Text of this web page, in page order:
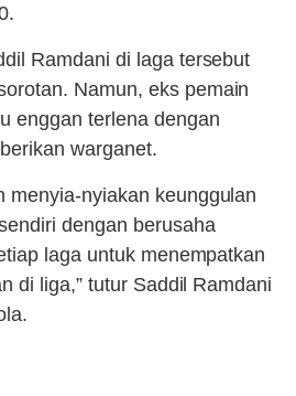
Ramdani di laga tersebut
Namun, eks pemain
enggan terlena dengan
warganet.
menyia-nyiakan keunggulan
dengan berusaha
laga untuk menempatkan
di liga,” tutur Saddil Ramdani